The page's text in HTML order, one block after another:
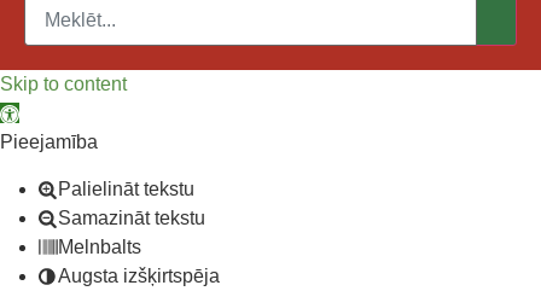
Skip to content
Open toolbar
Pieejamība
Palielināt tekstu
Samazināt tekstu
Melnbalts
Augsta izšķirtspēja